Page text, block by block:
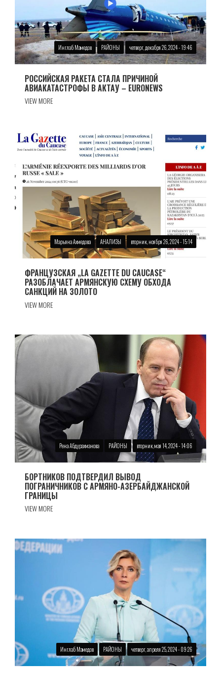
Инглаб Мамедов РАЙОНЫ четверг, декабря 26, 2024 - 19:46
РОССИЙСКАЯ РАКЕТА СТАЛА ПРИЧИНОЙ
АВИАКАТАСТРОФЫ В АКТАУ – EURONEWS
VIEW MORE
Марьяна Ахмедова АНАЛИЗЫ вторник, ноября 26, 2024 - 15:14
ФРАНЦУЗСКАЯ „LA GAZETTE DU CAUCASE“
РАЗОБЛАЧАЕТ АРМЯНСКУЮ СХЕМУ ОБХОДА
САНКЦИЙ НА ЗОЛОТО
VIEW MORE
Рена Абдурахманова РАЙОНЫ вторник, мая 14, 2024 - 14:06
БОРТНИКОВ ПОДТВЕРДИЛ ВЫВОД
ПОГРАНИЧНИКОВ С АРМЯНО-АЗЕРБАЙДЖАНСКОЙ
ГРАНИЦЫ
VIEW MORE
Инглаб Мамедов РАЙОНЫ четверг, апреля 25, 2024 - 09:26